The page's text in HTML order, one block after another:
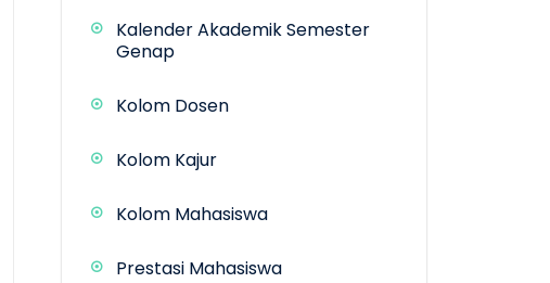
Kalender Akademik Semester
Genap
Kolom Dosen
Kolom Kajur
Kolom Mahasiswa
Prestasi Mahasiswa